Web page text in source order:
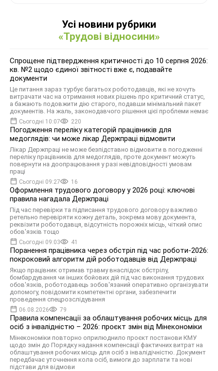
Усі новини рубрики
«Трудові відносини»
Спрощене підтвердження критичності до 10 серпня 2026:
кв. №2 щодо єдиної звітності вже є, подавайте
документи
Це питання зараз турбує багатьох роботодавців, які не хочуть
витрачати час на отримання нових рішень про критичний статус,
а бажають подовжити дію старого, подавши мінімальний пакет
документів. На жаль, законодавчого рішення цієї проблеми немає
Сьогодні 10:07 220
Погодження переліку категорій працівників для
медоглядів: чи може лікар Держпраці відмовити
Лікар Держпраці не може безпідставно відмовити в погодженні
переліку працівників для медоглядів, проте документ можуть
повернути на доопрацювання у разі невідповідності умовам
праці
Сьогодні 09:27 16
Оформлення трудового договору у 2026 році: ключові
правила нагадала Держпраці
Під час перевірки та підписання трудового договору важливо
ретельно перевіряти кожну деталь, зокрема мову документа,
реквізити роботодавця, відсутність порожніх місць, чіткий опис
обов'язків тощо
Сьогодні 09:03 41
Поранення працівника через обстріл під час роботи-2026:
покроковий алгоритм дій роботодавців від Держпраці
Якщо працівник отримав травму внаслідок обстрілу,
бомбардування чи інших бойових дій під час виконання трудових
обов'язків, роботодавець зобов'язаний оперативно організувати
допомогу, повідомити компетентні органи, забезпечити
проведення спецрозслідування
06.08.2026 79
Правила компенсації за облаштування робочих місць для
осіб з інвалідністю – 2026: проєкт змін від Мінекономіки
Мінекономіки повторно оприлюднило проєкт постанови КМУ
щодо змін до Порядку надання компенсації фактичних витрат на
облаштування робочих місць для осіб з інвалідічністю. Документ
передбачає уточнення кола осіб, вимоги до зарплати та нові
підстави для відмови